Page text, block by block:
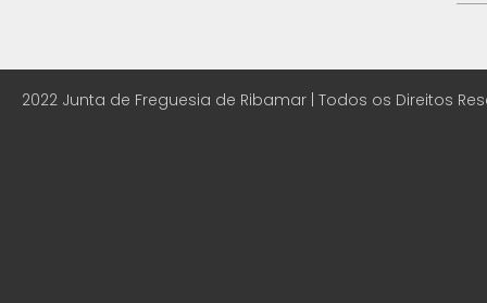
2022 Junta de Freguesia de Ribamar | Todos os Direitos